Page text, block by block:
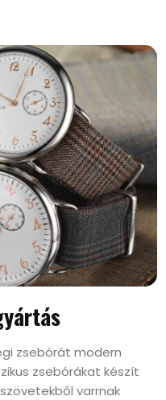
zsebórát modern
zsebórákat készít
varrnak